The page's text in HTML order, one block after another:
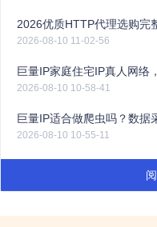
2026优质HTTP代理选购完
2026-08-10 11-02-56
巨量IP家庭住宅IP真人网络
2026-08-10 10-58-41
巨量IP适合做爬虫吗？数据
2026-08-10 10-55-11